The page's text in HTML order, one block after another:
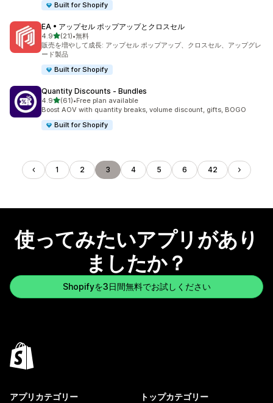
Built for Shopify
EA • アップセル ポップアップとクロスセル
4.95つ星中
(21)
合計レビュー数：21件
•無料
販売を増やして成長: アップセル ポップアップ、クロスセル、アップグレ
ード製品
Built for Shopify
Quantity Discounts ‑ Bundles
4.95つ星中
(61)
合計レビュー数：61件
•Free plan available
Boost AOV with quantity breaks, volume discount, gifts, BOGO
Built for Shopify
1 2 3 4 5 6 42
使ってみたいアプリがあり
ましたか？
Shopifyを3日間無料でお試しください
アプリカテゴリー トップカテゴリー